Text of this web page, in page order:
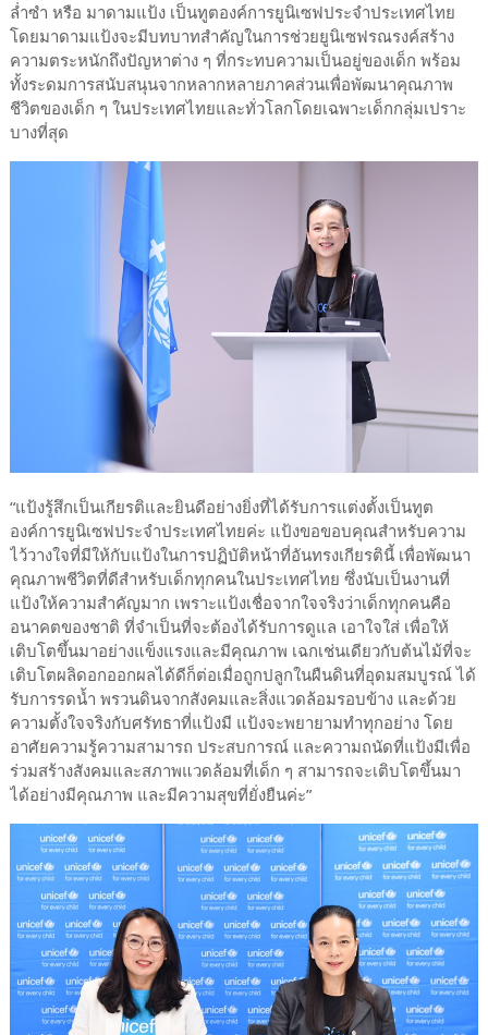
ล่ำซำ หรือ มาดามแป้ง เป็นทูตองค์การยูนิเซฟประจำประเทศไทย
โดยมาดามแป้งจะมีบทบาทสำคัญในการช่วยยูนิเซฟรณรงค์สร้าง
ความตระหนักถึงปัญหาต่าง ๆ ที่กระทบความเป็นอยู่ของเด็ก พร้อม
ทั้งระดมการสนับสนุนจากหลากหลายภาคส่วนเพื่อพัฒนาคุณภาพ
ชีวิตของเด็ก ๆ ในประเทศไทยและทั่วโลกโดยเฉพาะเด็กกลุ่มเปราะ
บางที่สุด
“แป้งรู้สึกเป็นเกียรติและยินดีอย่างยิ่งที่ได้รับการแต่งตั้งเป็นทูต
องค์การยูนิเซฟประจำประเทศไทยค่ะ แป้งขอขอบคุณสำหรับความ
ไว้วางใจที่มีให้กับแป้งในการปฏิบัติหน้าที่อันทรงเกียรตินี้ เพื่อพัฒนา
คุณภาพชีวิตที่ดีสำหรับเด็กทุกคนในประเทศไทย ซึ่งนับเป็นงานที่
แป้งให้ความสำคัญมาก เพราะแป้งเชื่อจากใจจริงว่าเด็กทุกคนคือ
อนาคตของชาติ ที่จำเป็นที่จะต้องได้รับการดูแล เอาใจใส่ เพื่อให้
เติบโตขึ้นมาอย่างแข็งแรงและมีคุณภาพ เฉกเช่นเดียวกับต้นไม้ที่จะ
เติบโตผลิดอกออกผลได้ดีก็ต่อเมื่อถูกปลูกในผืนดินที่อุดมสมบูรณ์ ได้
รับการรดน้ำ พรวนดินจากสังคมและสิ่งแวดล้อมรอบข้าง และด้วย
ความตั้งใจจริงกับศรัทธาที่แป้งมี แป้งจะพยายามทำทุกอย่าง โดย
อาศัยความรู้ความสามารถ ประสบการณ์ และความถนัดที่แป้งมีเพื่อ
ร่วมสร้างสังคมและสภาพแวดล้อมที่เด็ก ๆ สามารถจะเติบโตขึ้นมา
ได้อย่างมีคุณภาพ และมีความสุขที่ยั่งยืนค่ะ”